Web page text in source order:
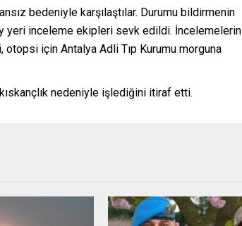
bedeniyle karşılaştılar. Durumu bildirmenin
yeri inceleme ekipleri sevk edildi. İncelemelerin
otopsi için Antalya Adli Tıp Kurumu morguna
nedeniyle işlediğini itiraf etti.